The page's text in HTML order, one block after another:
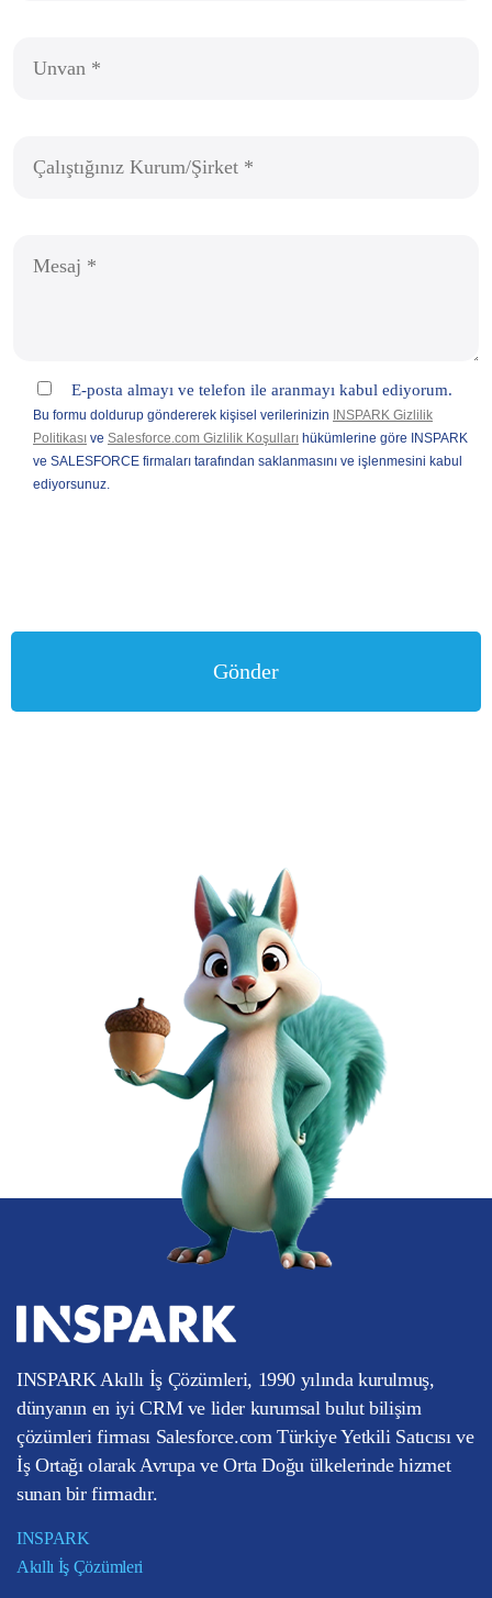
INSPARK Akıllı İş Çözümleri, 1990 yılında kurulmuş,
dünyanın en iyi CRM ve lider kurumsal bulut bilişim
çözümleri firması Salesforce.com Türkiye Yetkili Satıcısı ve
İş Ortağı olarak Avrupa ve Orta Doğu ülkelerinde hizmet
sunan bir firmadır.
INSPARK
Akıllı İş Çözümleri